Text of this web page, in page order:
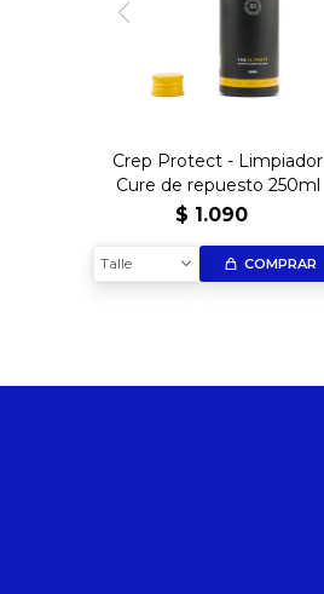
Crep Protect - Limpiador
Cure de repuesto 250ml
$ 1.090
Talle COMPRAR